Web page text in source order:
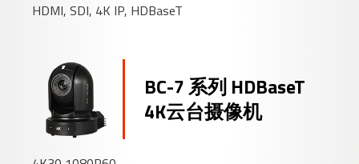
HDMI, SDI, 4K IP, HDBaseT
BC-7 系列 HDBaseT
4K云台摄像机